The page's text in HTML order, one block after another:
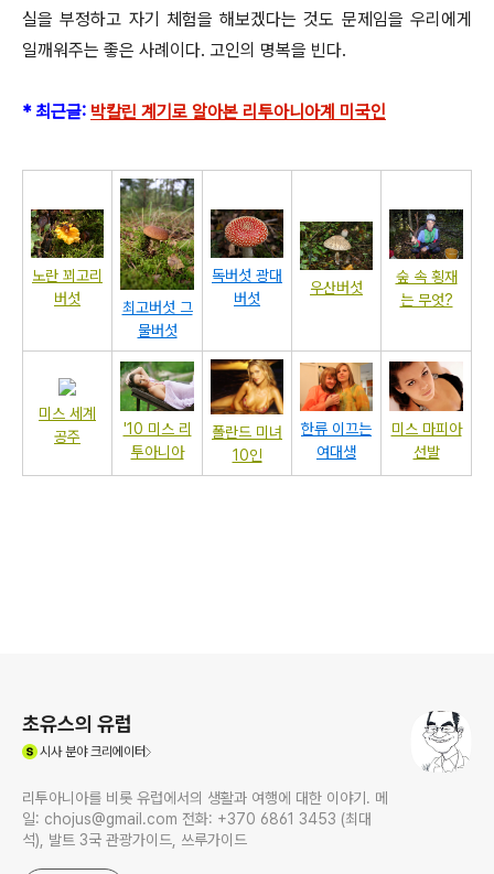
실을 부정하고 자기 체험을 해보겠다는 것도 문제임을 우리에게
일깨워주는 좋은 사례이다. 고인의 명복을 빈다.
* 최근글: 박칼린 계기로 알아본 리투아니아계 미국인
노란 꾀고리
버섯
최고버섯 그
물버섯
독버섯 광대
버섯
우산버섯
숲 속 횡재
는 무엇?
미스 세계
공주
'10 미스 리
투아니아
폴란드 미녀
10인
한류 이끄는
여대생
미스 마피아
선발
초유스의 유럽
시사분야 크리에이터
리투아니아를 비롯 유럽에서의 생활과 여행에 대한 이야기. 메
일: chojus@gmail.com 전화: +370 6861 3453 (최대
석), 발트 3국 관광가이드, 쓰루가이드